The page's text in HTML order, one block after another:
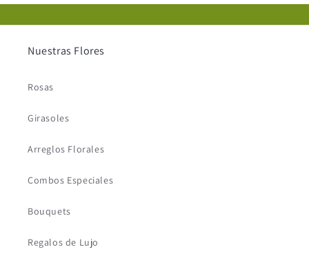
Nuestras Flores
Rosas
Girasoles
Arreglos Florales
Combos Especiales
Bouquets
Regalos de Lujo